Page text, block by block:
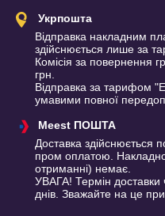
Укрпошта
Відправка накладним
здійснюється лише за
Комісія за повернення
грн.
Відправка за тарифом
умавими повної
Meest ПОШТА
Доставка здійснюється
пром оплатою.
отриманні) немає.
УВАГА! Термін
днів. Зважайте на це